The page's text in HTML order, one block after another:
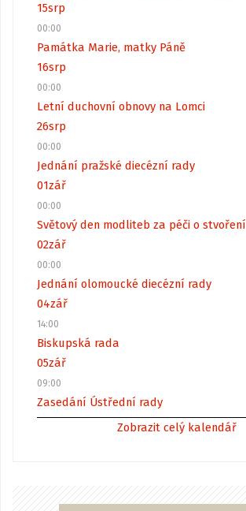
15srp
00:00
Památka Marie, matky Páně
16srp
00:00
Letní duchovní obnovy na Lomci
26srp
00:00
Jednání pražské diecézní rady
01zář
00:00
Světový den modliteb za péči o stvoření
02zář
00:00
Jednání olomoucké diecézní rady
04zář
14:00
Biskupská rada
05zář
09:00
Zasedání Ústřední rady
Zobrazit celý kalendář